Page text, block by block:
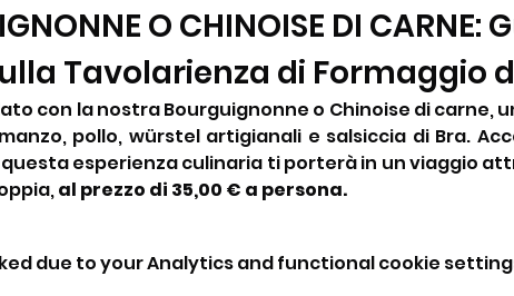
O CHINOISE DI
Tavolarienza di Formaggio
con la nostra Bourguignonne o Chinoise di carne,
pollo, würstel artigianali e salsiccia di Bra.
esperienza culinaria ti porterà in un viaggio
al prezzo di 35,00 € a persona.
due to your Analytics and functional cookie